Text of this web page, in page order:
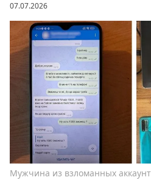
07.07.2026
Мужчина из взломанных